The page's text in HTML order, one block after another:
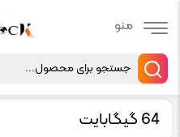
64 گیگابایت